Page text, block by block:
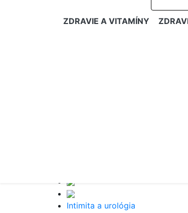
ZDRAVIE A VITAMÍNY
Intimita a urológia